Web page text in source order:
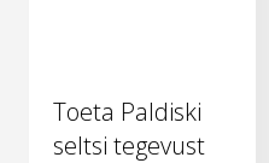
Toeta Paldiski
seltsi tegevust